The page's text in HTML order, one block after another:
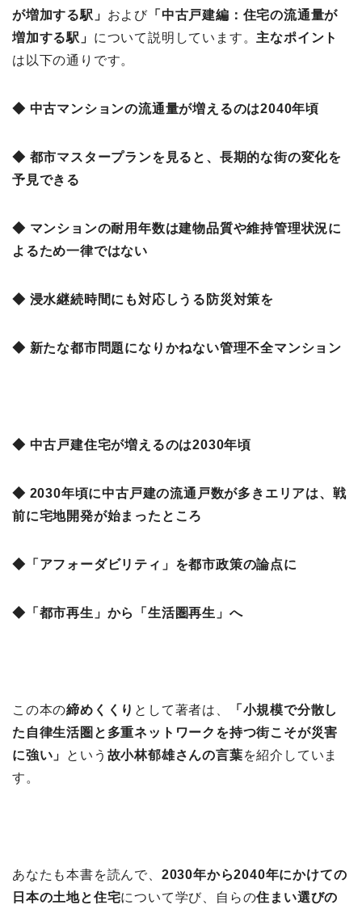
が増加する駅 」 および 「中古戸建編：住宅の流通量が
増加する駅」 について説明しています。 主なポイント
は以下の通りです。
◆ 中古マンションの流通量が増えるのは2040年頃
◆ 都市マスタープランを見ると、長期的な街の変化を
予見できる
◆ マンションの耐用年数は建物品質や維持管理状況に
よるため一律ではない
◆ 浸水継続時間にも対応しうる防災対策を
◆ 新たな都市問題になりかねない管理不全マンション
◆ 中古戸建住宅が増えるのは2030年頃
◆ 2030年頃に中古戸建の流通戸数が多きエリアは、戦
前に宅地開発が始まったところ
◆「アフォーダビリティ」を都市政策の論点に
◆「都市再生」から「生活圏再生」へ
この本の締めくくり として著者は、
「小規模で分散し
た自律生活圏と多重ネットワークを持つ街こそが災害
に強い」
という 故小林郁雄さんの言葉を紹介していま
す。
あなたも本書を読んで、 2030年から2040年にかけての
日本の土地と住宅について学び、自らの住まい選びの